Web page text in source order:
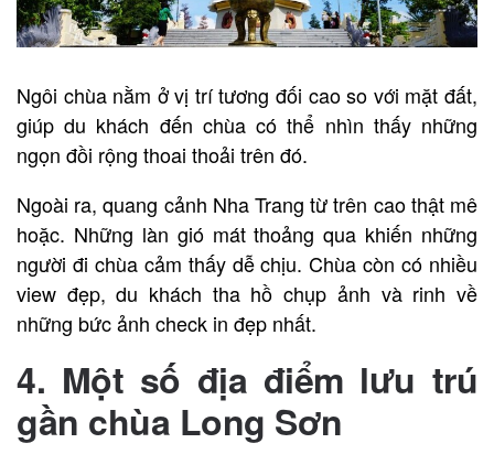
Ngôi chùa nằm ở vị trí tương đối cao so với mặt đất,
giúp du khách đến chùa có thể nhìn thấy những
ngọn đồi rộng thoai thoải trên đó.
Ngoài ra, quang cảnh Nha Trang từ trên cao thật mê
hoặc. Những làn gió mát thoảng qua khiến những
người đi chùa cảm thấy dễ chịu. Chùa còn có nhiều
view đẹp, du khách tha hồ chụp ảnh và rinh về
những bức ảnh check in đẹp nhất.
4. Một số địa điểm lưu trú
gần chùa Long Sơn